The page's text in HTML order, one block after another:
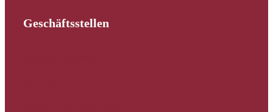
Geschäftsstellen